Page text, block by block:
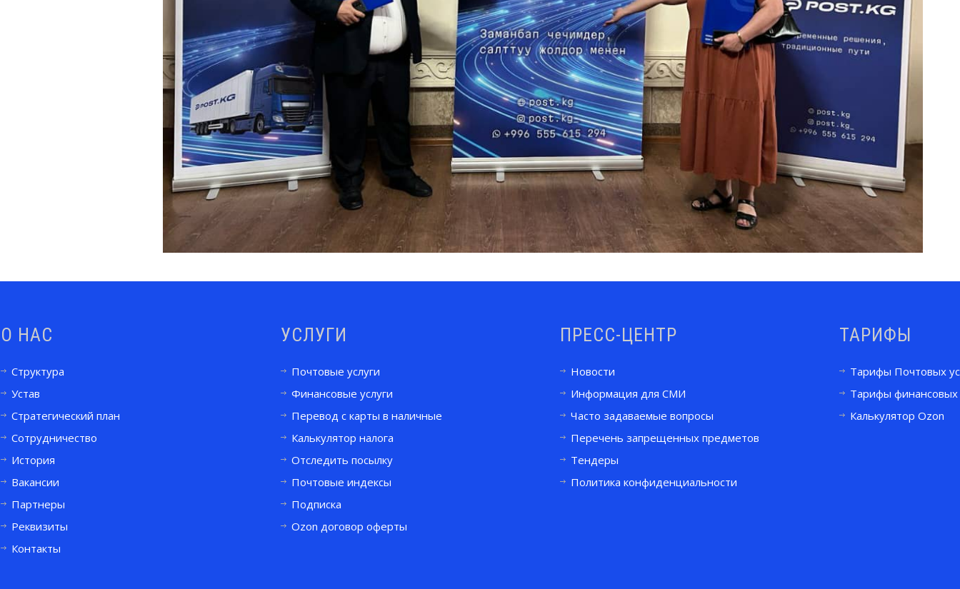
О НАС
Структура
Устав
Стратегический план
Сотрудничество
История
Вакансии
Партнеры
Реквизиты
Контакты
УСЛУГИ
Почтовые услуги
Финансовые услуги
Перевод с карты в наличные
Калькулятор налога
Отследить посылку
Почтовые индексы
Подписка
Ozon договор оферты
ПРЕСС-ЦЕНТР
Новости
Информация для СМИ
Часто задаваемые вопросы
Перечень запрещенных предметов
Тендеры
Политика конфиденциальности
ТАРИФЫ
Тарифы Почтовых
Тарифы финансовых
Калькулятор Ozon